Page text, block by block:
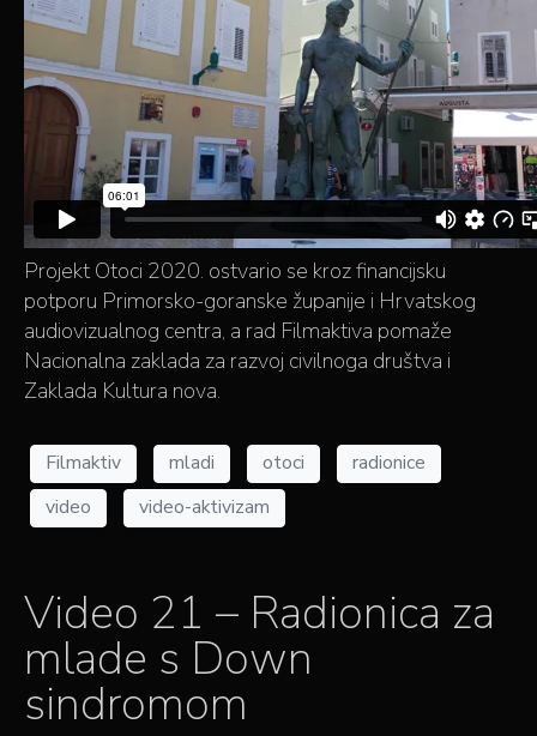
Projekt Otoci 2020. ostvario se kroz financijsku
potporu Primorsko-goranske županije i Hrvatskog
audiovizualnog centra, a rad Filmaktiva pomaže
Nacionalna zaklada za razvoj civilnoga društva i
Zaklada Kultura nova.
Filmaktiv mladi otoci
radionice
video
video-aktivizam
Video 21 – Radionica za
mlade s Down
sindromom